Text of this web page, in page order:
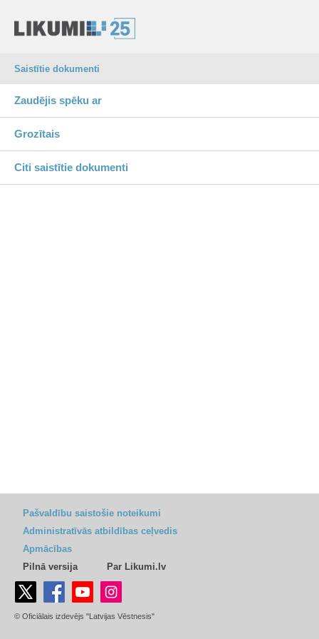
Saistītie dokumenti
Zaudējis spēku ar
Grozītais
Citi saistītie dokumenti
Pašvaldību saistošie noteikumi
Administratīvās atbildības ceļvedis
Apmācības
Pilnā versija
Par Likumi.lv
© Oficiālais izdevējs "Latvijas Vēstnesis"